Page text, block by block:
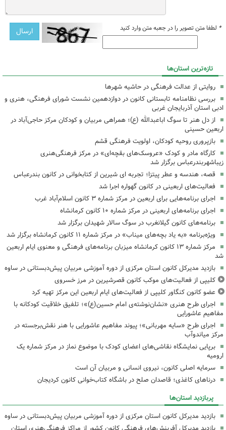
* لطفا متن تصویر را در جعبه متن وارد کنید
تازه‌ترین استان‌ها
روایتی از عدالت فرهنگی در حاشیه شهرها
بررسی نظامنامه تابستانی کانون در دوازدهمین نشست شورای فرهنگی، هنری و
ادبی استان آذربایجان غربی
از دل هنر تا سوگ اباعبدالله (ع)؛ همراهی مربیان و کودکان مرکز حاجی‌آباد در
اربعین حسینی
بازپروری روحیه کودکان، اولویت فرهنگی قشم
کارگاه مادر و کودک «عروسک‌های بقچه‌ای» در مرکز فرهنگی‌هنری
زیباشهربندرعباس برگزار شد
قصه، هندسه و عطر پیتزا؛ تجربه ای شیرین از کتابخوانی در کانون بندرعباس
فعالیت‌های اربعینی در کانون گهواره اجرا شد
اجرای برنامه‌هایی برای اربعین در مرکز شماره ۳ کانون اسلام‌آباد غرب
اجرای برنامه‌های اربعینی در مرکز شماره ۱۰ کانون کرمانشاه
برنامه‌های کانون گیلانغرب در سوگ سالار شهیدان برگزار شد
ویژه‌برنامه «به یاد بچه‌های میناب» در مرکز شماره ۱۱ کانون کرمانشاه برگزار شد
مرکز شماره ۱۳ کانون کرمانشاه میزبان برنامه‌های فرهنگی و معنوی ایام اربعین
شد
بازدید مدیرکل کانون استان مرکزی از دوره آموزشی مربیان پیش‌دبستانی در ساوه
کلیپی از فعالیت‌های موکب کانون قصرشیرین در مرز خسروی
عضو کانون کنگاور کلیپی از فعالیت‌های ایام اربعین این مرکز تهیه کرد
اجرای طرح هنری «نشان‌نوشته‌ی امام حسین(ع)»؛ تلفیق خلاقیت کودکانه با
مفاهیم عاشورایی
اجرای طرح «سایه مهربانی»؛ پیوند مفاهیم عاشورایی با هنر نقش‌برجسته در
مرکز میاندوآب
برپایی نمایشگاه نقاشی‌های اعضای کودک با موضوع نماز در مرکز شماره یک
ارومیه
سرمایه اصلی کانون، نیروی انسانی و مربیان آن است
درناهای کاغذی؛ قاصدان صلح در باشگاه کتاب‌خوانی کانون کردیجان
پربازدید استان‌ها
بازدید مدیرکل کانون استان مرکزی از دوره آموزشی مربیان پیش‌دبستانی در ساوه
بازدید مدیرکل آفرینش‌های فرهنگی کانون کشور از مراکز فرهنگی‌هنری استان